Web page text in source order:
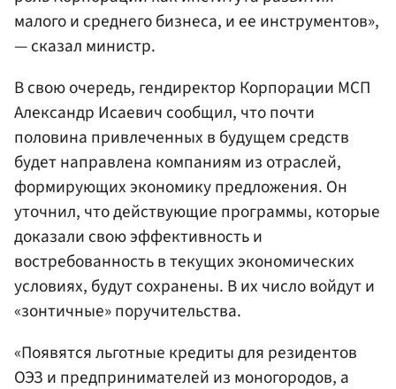
малого и среднего бизнеса, и ее инструментов»,
— сказал министр.
В свою очередь, гендиректор Корпорации МСП
Александр Исаевич сообщил, что почти
половина привлеченных в будущем средств
будет направлена компаниям из отраслей,
формирующих экономику предложения. Он
уточнил, что действующие программы, которые
доказали свою эффективность и
востребованность в текущих экономических
условиях, будут сохранены. В их число войдут и
«зонтичные» поручительства.
«Появятся льготные кредиты для резидентов
ОЭЗ и предпринимателей из моногородов, а